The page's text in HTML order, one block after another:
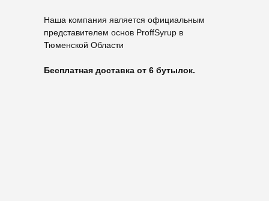
Наша компания является официальным
представителем основ ProffSyrup в
Тюменской Области
Бесплатная доставка от 6 бутылок.